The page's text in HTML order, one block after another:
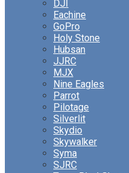
DJI
Eachine
GoPro
Holy Stone
Hubsan
JJRC
MJX
Nine Eagles
Parrot
Pilotage
Silverlit
Skydio
Skywalker
Syma
SJRC